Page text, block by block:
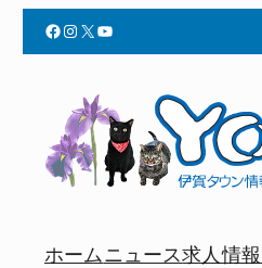
Facebook Instagram X YouTube
ホームニュース求人情